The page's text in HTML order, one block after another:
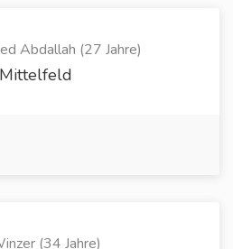
Abdallah (27 Jahre)
(34 Jahre)